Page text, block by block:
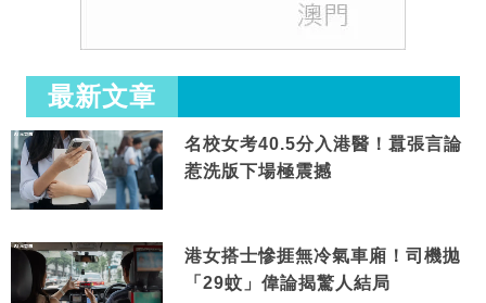
最新文章
名校女考40.5分入港醫！囂張言論
惹洗版下場極震撼
港女搭士慘捱無冷氣車廂！司機拋
「29蚊」偉論揭驚人結局